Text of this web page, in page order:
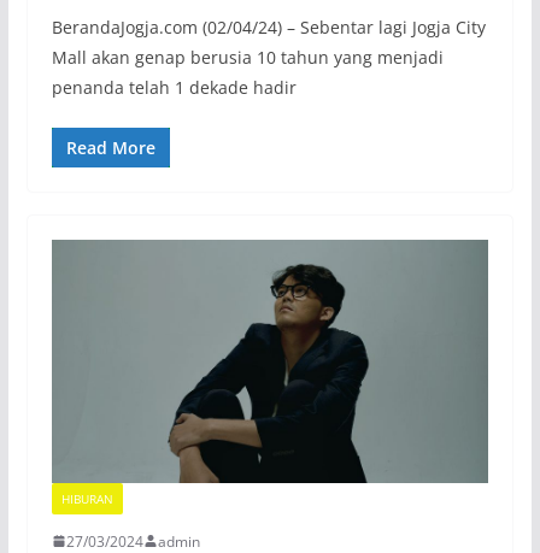
BerandaJogja.com (02/04/24) – Sebentar lagi Jogja City
Mall akan genap berusia 10 tahun yang menjadi
penanda telah 1 dekade hadir
Read More
HIBURAN
27/03/2024 admin